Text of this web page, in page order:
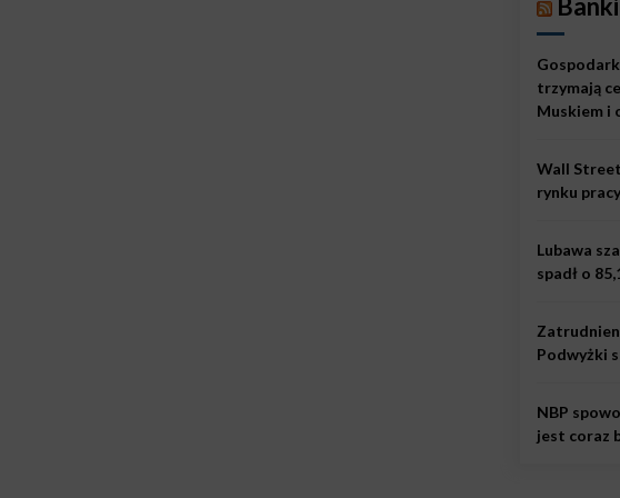
trzymają
Muskiem i
Wall
rynku
Lubawa
spadł o
Podwyżki
NBP
jest coraz